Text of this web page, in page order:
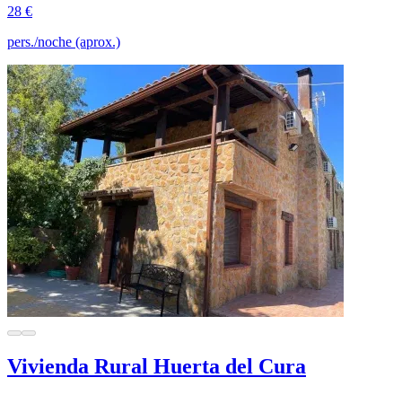
28 €
pers./noche (aprox.)
Vivienda Rural Huerta del Cura